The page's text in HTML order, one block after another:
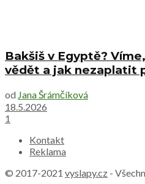
Bakšiš v Egyptě?
vědět a jak nezaplatit
od Jana Šrámčíková
18.5.2026
1
Kontakt
Reklama
© 2017-2021 vyslapy.cz -